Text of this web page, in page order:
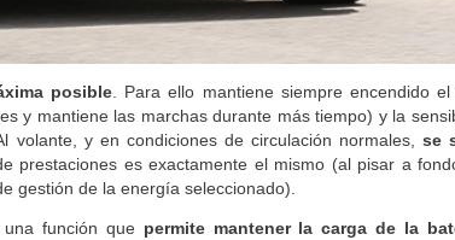
posible. Para ello mantiene siempre encendido
y mantiene las marchas durante más tiempo) y la
volante, y en condiciones de circulación normales, se
prestaciones es exactamente el mismo (al pisar a
gestión de la energía seleccionado).
función que permite mantener la carga de la